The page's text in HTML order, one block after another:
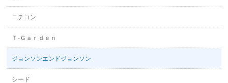
ニチコン
Ｔ-Ｇａｒｄｅｎ
ジョンソンエンドジョンソン
シード